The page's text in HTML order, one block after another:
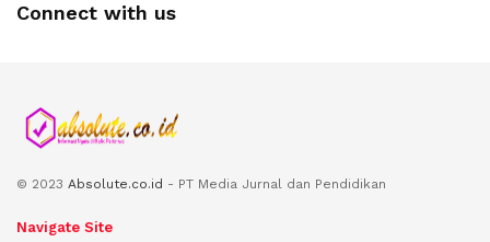
Connect with us
© 2023 Absolute.co.id - PT Media Jurnal dan Pendidikan
Navigate Site